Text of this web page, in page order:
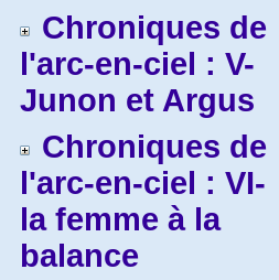
Chroniques de
l'arc-en-ciel : V-
Junon et Argus
Chroniques de
l'arc-en-ciel : VI-
la femme à la
balance